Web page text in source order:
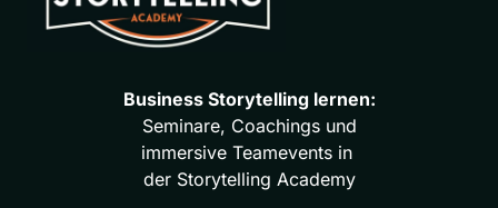
Business Storytelling
Seminare, Coachings und
immersive Teamevents in
der Storytelling Academy